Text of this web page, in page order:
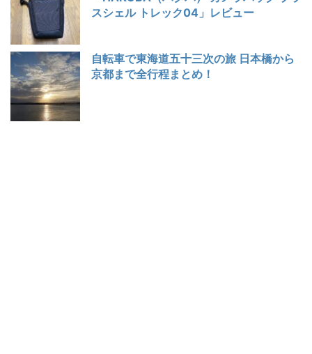
スシェル トレック04」レビュー
自転車で東海道五十三次の旅 日本橋から
京都まで全行程まとめ！